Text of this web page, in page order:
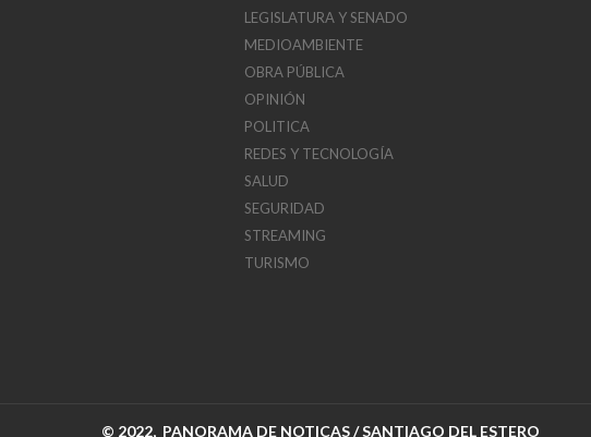
LEGISLATURA Y SENADO
MEDIOAMBIENTE
OBRA PÚBLICA
OPINIÓN
POLITICA
REDES Y TECNOLOGÍA
SALUD
SEGURIDAD
STREAMING
TURISMO
© 2022, PANORAMA DE NOTICAS / SANTIAGO DEL ESTERO